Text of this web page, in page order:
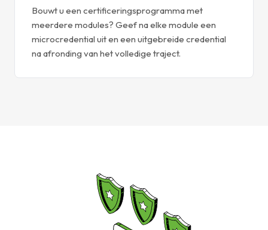
Bouwt u een certificeringsprogramma met
meerdere modules? Geef na elke module een
microcredential uit en een uitgebreide credential
na afronding van het volledige traject.